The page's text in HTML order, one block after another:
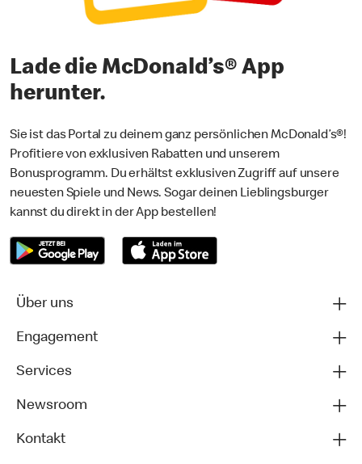
Lade die McDonald’s® App
herunter.
Sie ist das Portal zu deinem ganz persönlichen McDonald’s®!
Profitiere von exklusiven Rabatten und unserem
Bonusprogramm. Du erhältst exklusiven Zugriff auf unsere
neuesten Spiele und News. Sogar deinen Lieblingsburger
kannst du direkt in der App bestellen!
Über uns
Engagement
Services
Newsroom
Kontakt